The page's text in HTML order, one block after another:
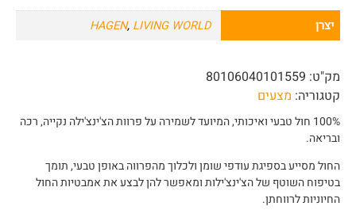
יצרן HAGEN, LIVING WORLD
מק"ט: 80106040101559
קטגוריה: מצעים
100% חול טבעי ואיכותי, המיועד לשמירה על פרוות הצ'ינצ'ילה נקייה, רכה
ובריאה.
החול מסייע בספיגת עודפי שומן ולכלוך מהפרווה באופן טבעי, תומך
בטיפוח השוטף של הצ'ינצ'ילות ומאפשר להן לבצע את אמבטיות החול
החיוניות לרווחתן.